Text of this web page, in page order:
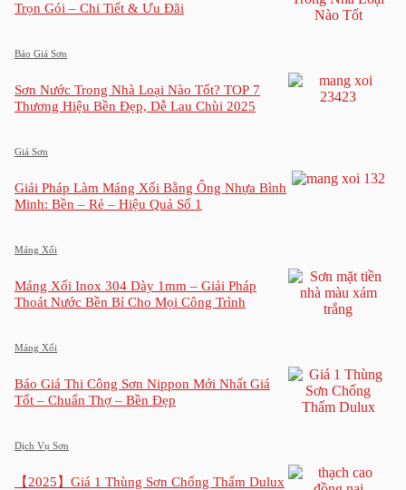
Trọn Gói – Chi Tiết & Ưu Đãi
Báo Giá Sơn
Sơn Nước Trong Nhà Loại Nào Tốt? TOP 7
Thương Hiệu Bền Đẹp, Dễ Lau Chùi 2025
Giá Sơn
Giải Pháp Làm Máng Xối Bằng Ống Nhựa Bình
Minh: Bền – Rẻ – Hiệu Quả Số 1
Máng Xối
Máng Xối Inox 304 Dày 1mm – Giải Pháp
Thoát Nước Bền Bỉ Cho Mọi Công Trình
Máng Xối
Báo Giá Thi Công Sơn Nippon Mới Nhất Giá
Tốt – Chuẩn Thợ – Bền Đẹp
Dịch Vụ Sơn
【2025】Giá 1 Thùng Sơn Chống Thấm Dulux